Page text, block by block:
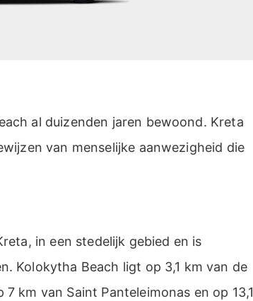
al duizenden jaren bewoond. Kreta
van menselijke aanwezigheid die
in een stedelijk gebied en is
Kolokytha Beach ligt op 3,1 km van de
km van Saint Panteleimonas en op 13,1